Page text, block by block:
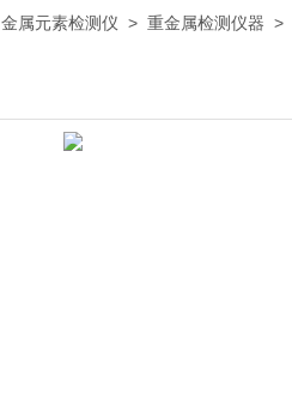
金属元素检测仪 > 重金属检测仪器 >